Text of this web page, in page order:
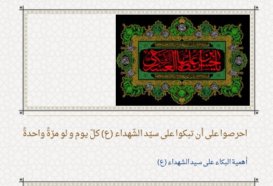
احرصوا على أن تبكوا على سيّد الشّهداء (ع) كلّ يوم و لو مرّةً واحدةً
أهمية البكاء على سيد الشهداء (ع)